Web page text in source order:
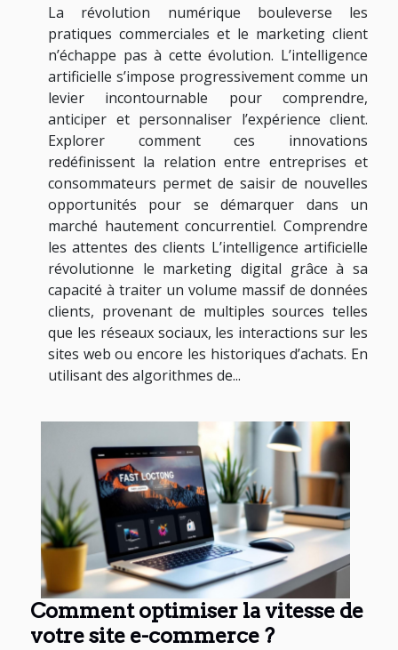
La révolution numérique bouleverse les
pratiques commerciales et le marketing client
n’échappe pas à cette évolution. L’intelligence
artificielle s’impose progressivement comme un
levier incontournable pour comprendre,
anticiper et personnaliser l’expérience client.
Explorer comment ces innovations
redéfinissent la relation entre entreprises et
consommateurs permet de saisir de nouvelles
opportunités pour se démarquer dans un
marché hautement concurrentiel. Comprendre
les attentes des clients L’intelligence artificielle
révolutionne le marketing digital grâce à sa
capacité à traiter un volume massif de données
clients, provenant de multiples sources telles
que les réseaux sociaux, les interactions sur les
sites web ou encore les historiques d’achats. En
utilisant des algorithmes de...
Comment optimiser la vitesse de
votre site e-commerce ?